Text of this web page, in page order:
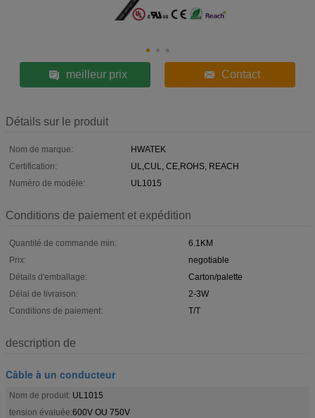
meilleur prix Contact
Détails sur le produit
Nom de marque:
HWATEK
Certification:
UL,CUL, CE,ROHS, REACH
Numéro de modèle:
UL1015
Conditions de paiement et expédition
Quantité de commande min:
6.1KM
Prix:
negotiable
Détails d'emballage:
Carton/palette
Délai de livraison:
2-3W
Conditions de paiement:
T/T
description de
Câble à un conducteur
Nom de produit: UL1015
tension évaluée:600V OU 750V